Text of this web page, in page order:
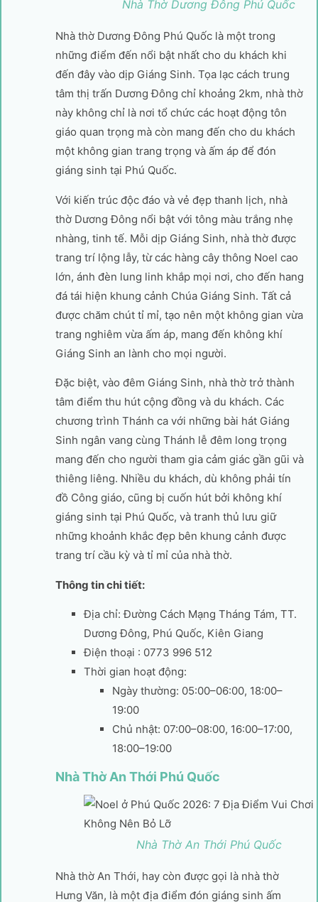
Nhà Thờ Dương Đông Phú Quốc
Nhà thờ Dương Đông Phú Quốc là một trong
những điểm đến nổi bật nhất cho du khách khi
đến đây vào dịp Giáng Sinh. Tọa lạc cách trung
tâm thị trấn Dương Đông chỉ khoảng 2km, nhà thờ
này không chỉ là nơi tổ chức các hoạt động tôn
giáo quan trọng mà còn mang đến cho du khách
một không gian trang trọng và ấm áp để đón
giáng sinh tại Phú Quốc.
Với kiến trúc độc đáo và vẻ đẹp thanh lịch, nhà
thờ Dương Đông nổi bật với tông màu trắng nhẹ
nhàng, tinh tế. Mỗi dịp Giáng Sinh, nhà thờ được
trang trí lộng lẫy, từ các hàng cây thông Noel cao
lớn, ánh đèn lung linh khắp mọi nơi, cho đến hang
đá tái hiện khung cảnh Chúa Giáng Sinh. Tất cả
được chăm chút tỉ mỉ, tạo nên một không gian vừa
trang nghiêm vừa ấm áp, mang đến không khí
Giáng Sinh an lành cho mọi người.
Đặc biệt, vào đêm Giáng Sinh, nhà thờ trở thành
tâm điểm thu hút cộng đồng và du khách. Các
chương trình Thánh ca với những bài hát Giáng
Sinh ngân vang cùng Thánh lễ đêm long trọng
mang đến cho người tham gia cảm giác gần gũi và
thiêng liêng. Nhiều du khách, dù không phải tín
đồ Công giáo, cũng bị cuốn hút bởi không khí
giáng sinh tại Phú Quốc, và tranh thủ lưu giữ
những khoảnh khắc đẹp bên khung cảnh được
trang trí cầu kỳ và tỉ mỉ của nhà thờ.
Thông tin chi tiết:
Địa chỉ: Đường Cách Mạng Tháng Tám, TT.
Dương Đông, Phú Quốc, Kiên Giang
Điện thoại : 0773 996 512
Thời gian hoạt động:
Ngày thường: 05:00–06:00, 18:00–
19:00
Chủ nhật: 07:00–08:00, 16:00–17:00,
18:00–19:00
Nhà Thờ An Thới Phú Quốc
Nhà Thờ An Thới Phú Quốc
Nhà thờ An Thới, hay còn được gọi là nhà thờ
Hưng Văn, là một địa điểm đón giáng sinh ấm